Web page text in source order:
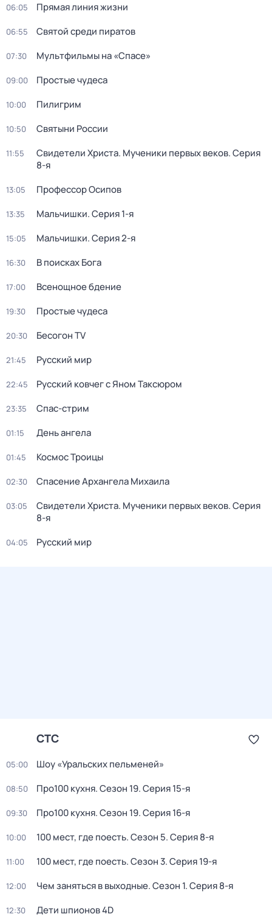
06:05 Прямая линия жизни
06:55 Святой среди пиратов
07:30 Мультфильмы нa «Спаcе»
09:00 Простые чудеca
10:00 Пилигрим
10:50 Святыни России
11:55 Свидетели Христа. Мученики первых веков. Серия
8-я
13:05 Профессор Осипов
13:35 Мальчишки. Серия 1-я
15:05 Мальчишки. Серия 2-я
16:30 В поисках Бога
17:00 Всенощное бдение
19:30 Простые чудеca
20:30 Бесогон TV
21:45 Русский мир
22:45 Русский ковчег с Яном Таксюром
23:35 Спас-стрим
01:15 День ангела
01:45 Космос Троицы
02:30 Спасение Архангела Михаила
03:05 Свидетели Христа. Мученики первых веков. Серия
8-я
04:05 Русский мир
СТС
05:00 Шоу «Уральских пельменей»
08:50 Про100 кухня. Сезон 19. Серия 15-я
09:30 Про100 кухня. Сезон 19. Серия 16-я
10:00 100 мест, где поесть. Сезон 5. Серия 8-я
11:00 100 мест, где поесть. Сезон 3. Серия 19-я
12:00 Чем заняться в выходные. Сезон 1. Серия 8-я
12:30 Дети шпионов 4D